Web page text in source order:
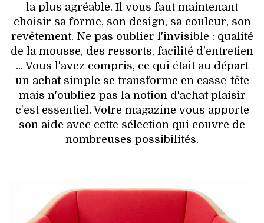
la plus agréable. Il vous faut maintenant
choisir sa forme, son design, sa couleur, son
revêtement. Ne pas oublier l'invisible : qualité
de la mousse, des ressorts, facilité d'entretien
... Vous l'avez compris, ce qui était au départ
un achat simple se transforme en casse-tête
mais n'oubliez pas la notion d'achat plaisir
c'est essentiel. Votre magazine vous apporte
son aide avec cette sélection qui couvre de
nombreuses possibilités.